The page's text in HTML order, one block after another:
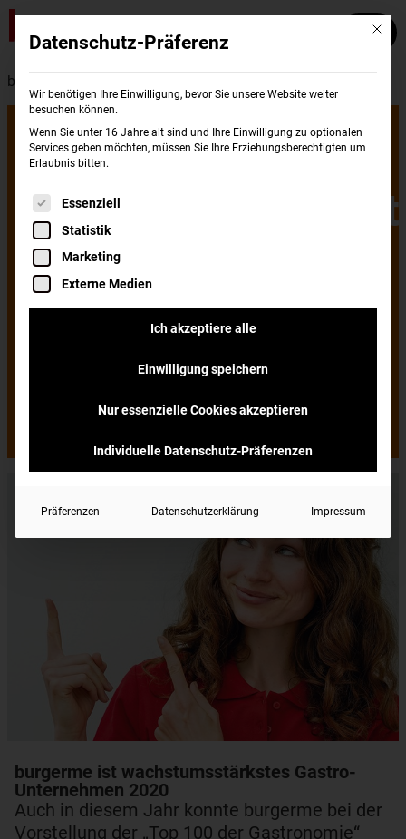
burgerme - Presse
burgerme ist
Gastro-
Unternehmen
burgerme ist wachstumsstärkstes Gastro-
Unternehmen 2020
Auch in diesem Jahr konnte burgerme bei der
Vorstellung der „Top 100 der Gastronomie“
Mit
Datenschutz-Präferenz
Wir benötigen Ihre Einwilligung, bevor Sie unsere Website weiter
besuchen können.
Wenn Sie unter 16 Jahre alt sind und Ihre Einwilligung zu optionalen
Services geben möchten, müssen Sie Ihre Erziehungsberechtigten um
Erlaubnis bitten.
Es folgt eine Liste der Service-Gruppen, für
Essenziell
Statistik
Marketing
Externe Medien
Ich akzeptiere alle
Einwilligung speichern
Nur essenzielle Cookies akzeptieren
Individuelle Datenschutz-Präferenzen
Präferenzen Datenschutzerklärung Impressum